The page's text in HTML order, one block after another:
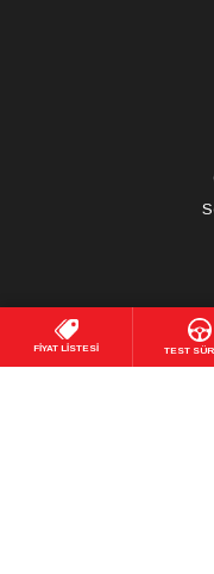
FİYAT LİSTESİ TEST